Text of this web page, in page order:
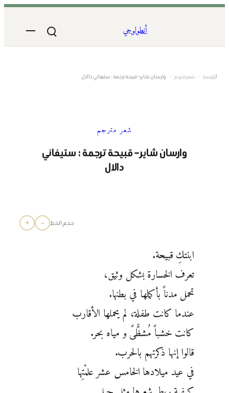
المحتوى
أنطولوجي
الرئيسية › شعر مترجم › وارسان شاير – قبيحة ترجمة : ستيفاني دالال
شعر مترجم
وارسان شاير – قبيحة ترجمة : ستيفاني
دالال
حجم الخط −
+
ابنتكِ قبيحة.
تعرف الخسارة بشكل وثيق،
تحمل مدناً بأكملها في بطنها.
عندما كانت طفلة، لم يحملها الأقارب
كانت خشباً مُشظًّىً و مياه بحر.
قالوا إنها ذكرتهم بالحرب.
في عيد ميلادها الخامس عشر علمْتِها